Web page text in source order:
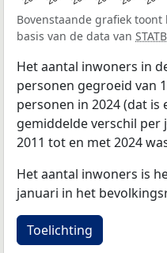
Bovenstaande grafiek
basis van de data van
Het aantal inwoners in
personen gegroeid van
personen in 2024 (dat is
gemiddelde verschil per
2011 tot en met 2024
Het aantal inwoners is
januari in het
Toelichting